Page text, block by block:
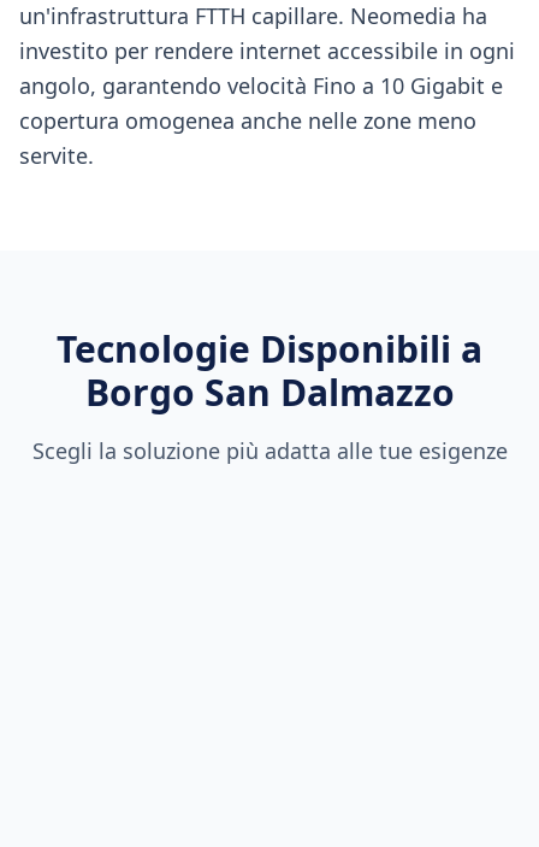
un'infrastruttura FTTH capillare. Neomedia ha
investito per rendere internet accessibile in ogni
angolo, garantendo velocità Fino a 10 Gigabit e
copertura omogenea anche nelle zone meno
servite.
Tecnologie Disponibili a
Borgo San Dalmazzo
Scegli la soluzione più adatta alle tue esigenze